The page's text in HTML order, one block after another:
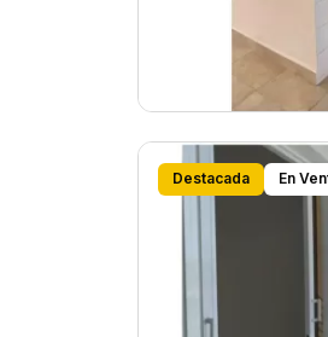
Destacada En